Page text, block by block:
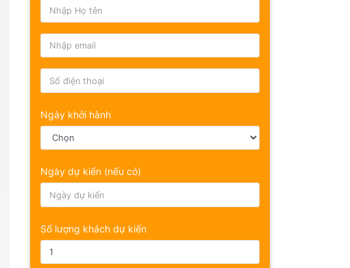
Ngày khởi hành
Ngày dự kiến (nếu có)
Số lượng khách dự kiến